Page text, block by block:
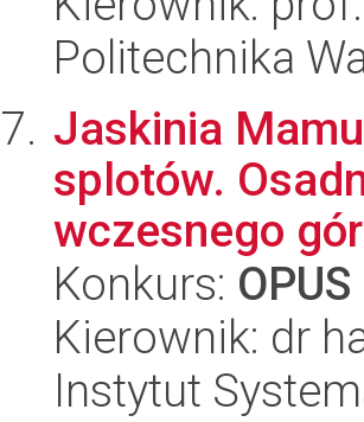
Politechnika
Jaskinia
splotów.
wczesnego
Konkurs:
Kierownik: dr
Instytut